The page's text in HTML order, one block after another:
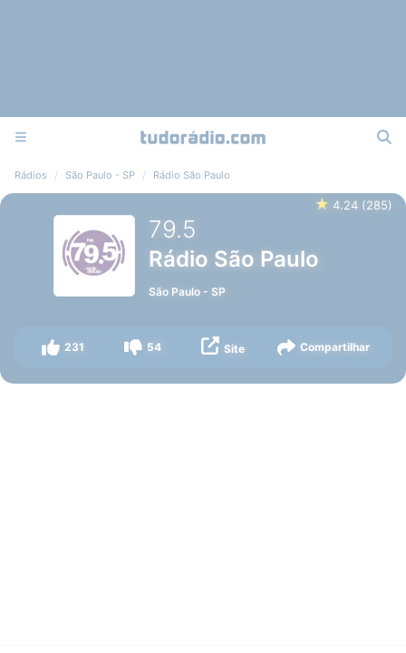
Rádios São Paulo - SP Rádio São Paulo
★ 4.24 (285)
79.5
Rádio São Paulo
São Paulo -SP
231 54 Site Compartilhar